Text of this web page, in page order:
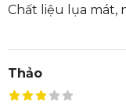
Chất liệu lụa mát,
Thảo